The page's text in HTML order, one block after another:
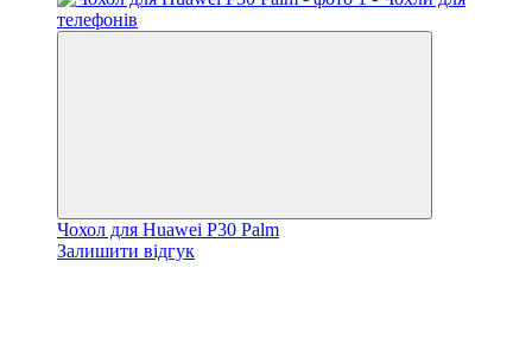
Чохол для Huawei P30 Palm
Залишити відгук